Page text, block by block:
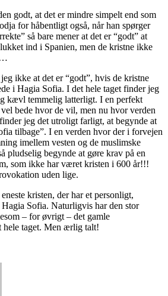
godt, at det er mindre simpelt end som
for håbentligt også, når han spørger
så bare mener at det er “godt” at
ind i Spanien, men de kristne ikke
ikke at det er “godt”, hvis de kristne
i Hagia Sofia. I det hele taget finder jeg
kævl temmelig latterligt. I en perfekt
bede hvor de vil, men nu hvor verden
jeg det utroligt farligt, at begynde at
tilbage”. I en verden hvor der i forvejen
imellem vesten og de muslimske
pludselig begynde at gøre krav på en
som ikke har været kristen i 600 år!!!
uden lige.
kristen, der har et personligt,
Sofia. Naturligvis har den stor
– for øvrigt – det gamle
hele taget. Men ærlig talt!